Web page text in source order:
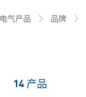
电气产品 品牌
14 产品